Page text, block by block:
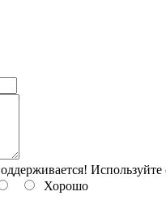
Хорошо